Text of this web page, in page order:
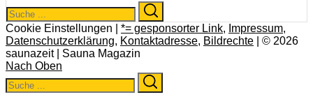
Search
for:
Cookie Einstellungen | *= gesponsorter Link, Impressum,
Datenschutzerklärung, Kontaktadresse, Bildrechte | © 2026
saunazeit | Sauna Magazin
Nach Oben
Search
for: